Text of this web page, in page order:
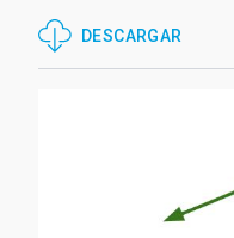
la
navegación
DESCARGAR